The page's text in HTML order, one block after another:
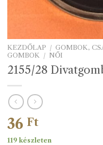
KEZDŐLAP / GOMBOK,
GOMBOK / NŐI
2155/28
36 Ft
119 készleten